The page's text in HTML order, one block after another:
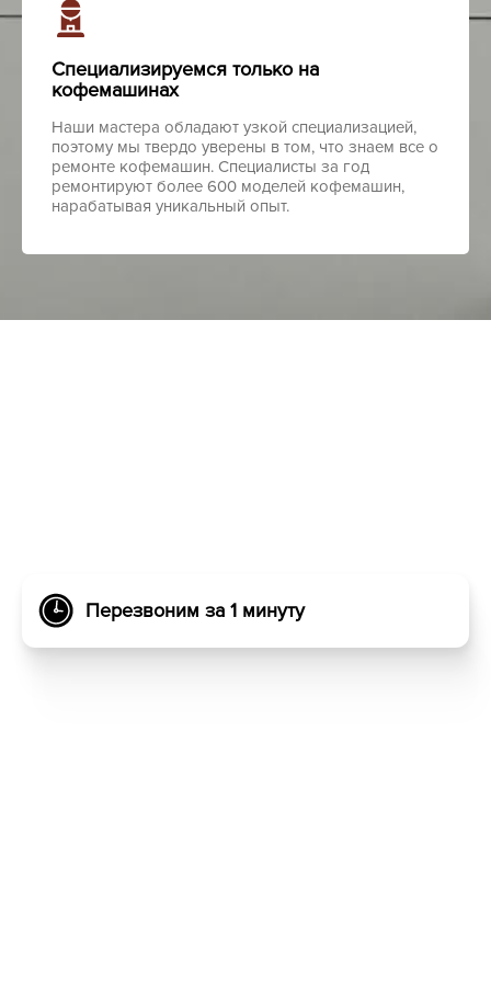
Специализируемся только на
кофемашинах
Наши мастера обладают узкой специализацией,
поэтому мы твердо уверены в том, что знаем все о
ремонте кофемашин. Специалисты за год
ремонтируют более 600 моделей кофемашин,
нарабатывая уникальный опыт.
Перезвоним за 1 минуту